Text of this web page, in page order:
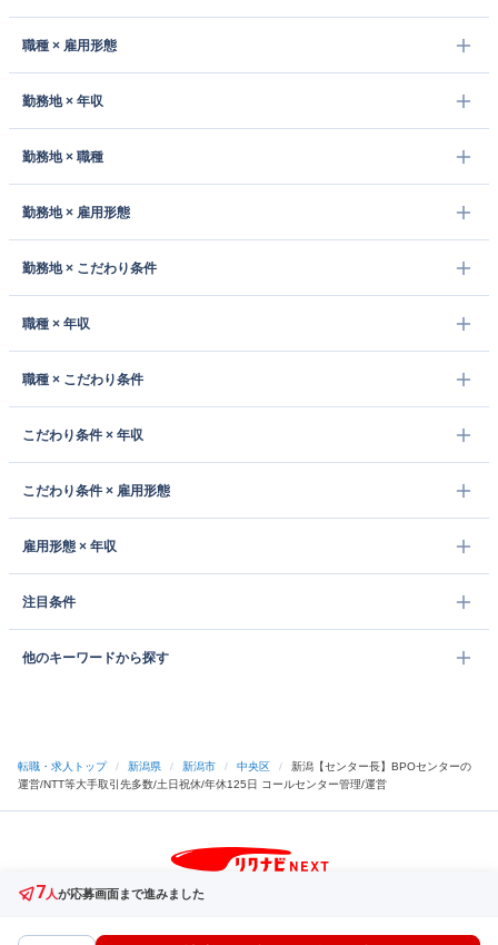
職種 × 雇用形態
勤務地 × 年収
勤務地 × 職種
勤務地 × 雇用形態
勤務地 × こだわり条件
職種 × 年収
職種 × こだわり条件
こだわり条件 × 年収
こだわり条件 × 雇用形態
雇用形態 × 年収
注目条件
他のキーワードから探す
7人が応募画面まで進みました
転職・求人トップ / 新潟県 / 新潟市 / 中央区 /
新潟【センター長】BPOセンターの
運営/NTT等大手取引先多数/土日祝休/年休125日 コールセンター管理/運営
中途採用をご検討の企業様